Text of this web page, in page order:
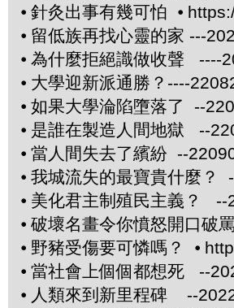
⦁ 針灸出事有幾可怕 ⦁
⦁ 留低族再找心靈的家 ---
⦁ 為什麼拒絕識做收聲 ----
⦁ 大學迎新派通勝？----
⦁ 如果大學淪陷墮落了 --
⦁ 是誰在製造人間地獄 --
⦁ 當人間失去了繽紛 --
⦁ 我城流失的最寶貴什麼？
⦁ 美化君主制殖民主義？ --
⦁ 破壞名畫令你憤怒開口破
⦁ 野豬受傷要可憐嗎？ ⦁
⦁ 當社會上個個都想死 --
⦁ 人類來到新里程碑 --